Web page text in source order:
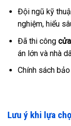
Đội ngũ kỹ
nghiệm, hiểu
Đã thi công
án lớn và nhà
Chính sách
Lưu ý khi lựa